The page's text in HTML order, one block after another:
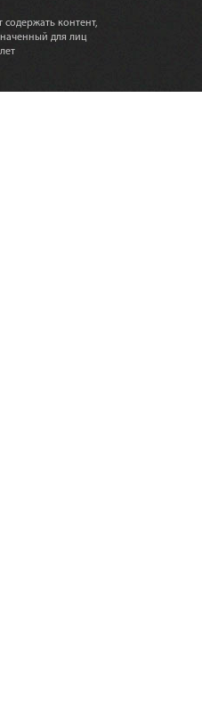
содержать контент,
для лиц